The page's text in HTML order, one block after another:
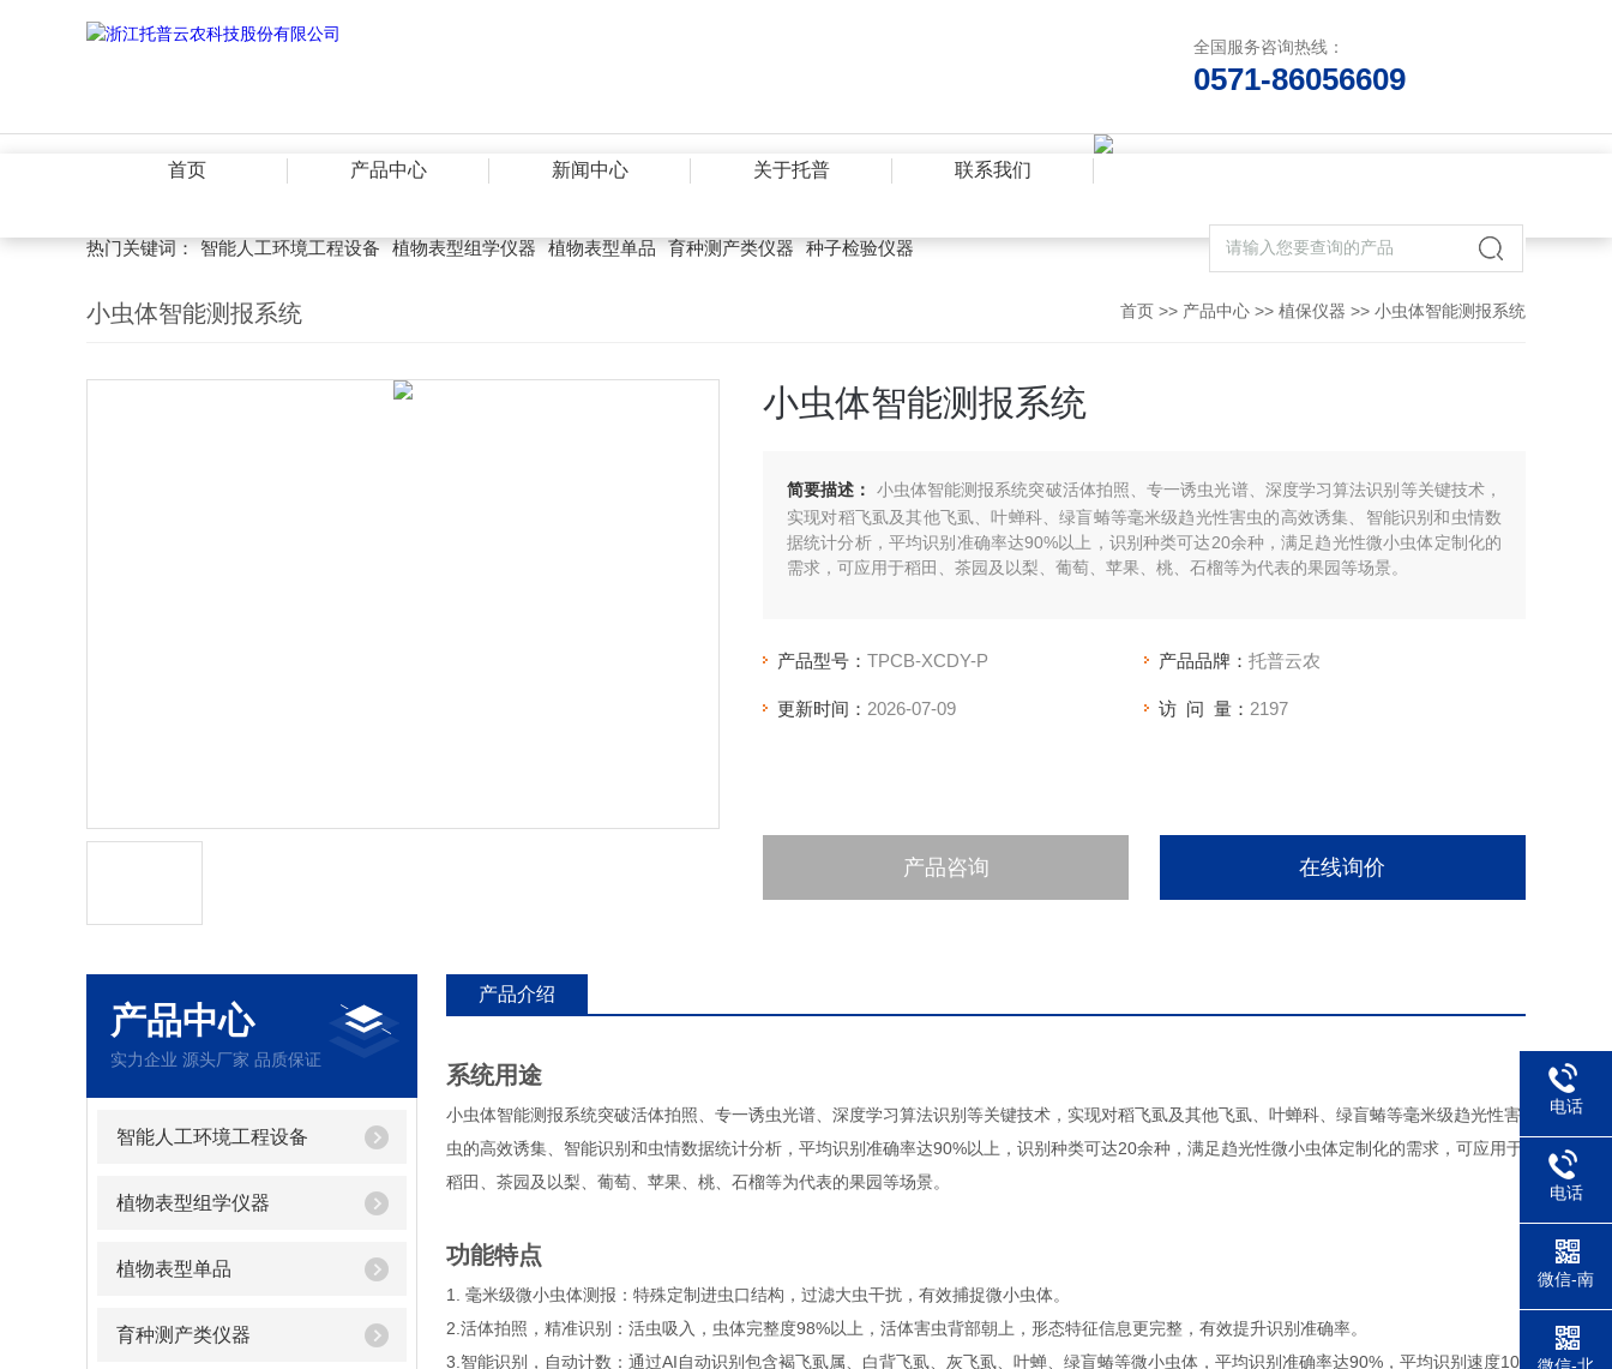
全国服务咨询热线：
0571-86056609
首页 产品中心 新闻中心 关于托普 联系我们
热门关键词： 智能人工环境工程设备 植物表型组学仪器 植物表型单品 育种测产类仪器 种子检验仪器
小虫体智能测报系统 首页 >> 产品中心 >> 植保仪器 >> 小虫体智能测报系统
小虫体智能测报系统
简要描述：
小虫体智能测报系统突破活体拍照、专一诱虫光谱、深度学习算法识别等关键技术，
实现对稻飞虱及其他飞虱、叶蝉科、绿盲蝽等毫米级趋光性害虫的高效诱集、智能识别和虫情数
据统计分析，平均识别准确率达90%以上，识别种类可达20余种，满足趋光性微小虫体定制化的
需求，可应用于稻田、茶园及以梨、葡萄、苹果、桃、石榴等为代表的果园等场景。
产品型号： TPCB-XCDY-P 产品品牌： 托普云农
更新时间： 2026-07-09 访 问 量： 2197
产品咨询 在线询价
产品中心
实力企业 源头厂家 品质保证
智能人工环境工程设备
植物表型组学仪器
植物表型单品
育种测产类仪器
产品介绍
系统用途
小虫体智能测报系统突破活体拍照、专一诱虫光谱、深度学习算法识别等关键技术，实现对稻飞虱及其他飞虱、叶蝉科、绿盲蝽等毫米级趋光性害
虫的高效诱集、智能识别和虫情数据统计分析，平均识别准确率达90%以上，识别种类可达20余种，满足趋光性微小虫体定制化的需求，可应用于
稻田、茶园及以梨、葡萄、苹果、桃、石榴等为代表的果园等场景。
功能特点
1. 毫米级微小虫体测报：特殊定制进虫口结构，过滤大虫干扰，有效捕捉微小虫体。
2.活体拍照，精准识别：活虫吸入，虫体完整度98%以上，活体害虫背部朝上，形态特征信息更完整，有效提升识别准确率。
3.智能识别，自动计数：通过AI自动识别包含褐飞虱属、白背飞虱、灰飞虱、叶蝉、绿盲蝽等微小虫体，平均识别准确率达90%，平均识别速度10
电话
电话
微信-南